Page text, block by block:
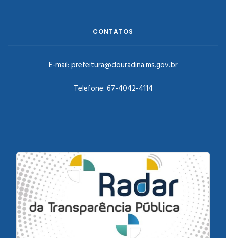
CONTATOS
E-mail: prefeitura@douradina.ms.gov.br
Telefone: 67-4042-4114